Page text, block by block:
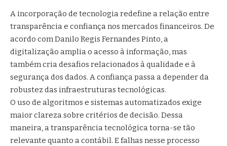
A incorporação de tecnologia redefine a relação entre
transparência e confiança nos mercados financeiros. De
acordo com Danilo Regis Fernandes Pinto, a
digitalização amplia o acesso à informação, mas
também cria desafios relacionados à qualidade e à
segurança dos dados. A confiança passa a depender da
robustez das infraestruturas tecnológicas.
O uso de algoritmos e sistemas automatizados exige
maior clareza sobre critérios de decisão. Dessa
maneira, a transparência tecnológica torna-se tão
relevante quanto a contábil. E falhas nesse processo